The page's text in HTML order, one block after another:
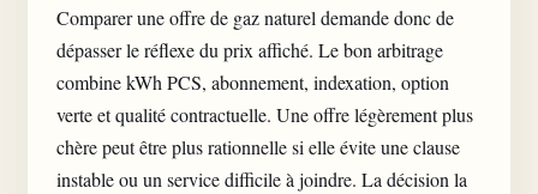
Comparer une offre de gaz naturel demande donc de
dépasser le réflexe du prix affiché. Le bon arbitrage
combine kWh PCS, abonnement, indexation, option
verte et qualité contractuelle. Une offre légèrement plus
chère peut être plus rationnelle si elle évite une clause
instable ou un service difficile à joindre. La décision la